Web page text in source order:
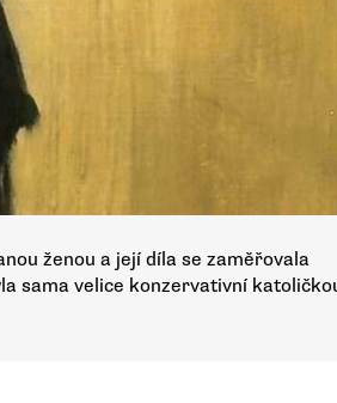
ženou a její díla se zaměřovala
sama velice konzervativní